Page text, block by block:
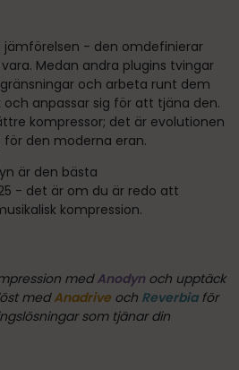
jämförelsen - den omdefinierar
Medan andra plugins tvingar
och arbeta runt dem
och anpassar sig för att tjäna den.
kompressor; det är evolutionen
den moderna eran.
är den bästa
- det är om du är redo att
kompression.
medAnodynoch upptäck
medAnadrive och Reverbiaför
som tjänar din